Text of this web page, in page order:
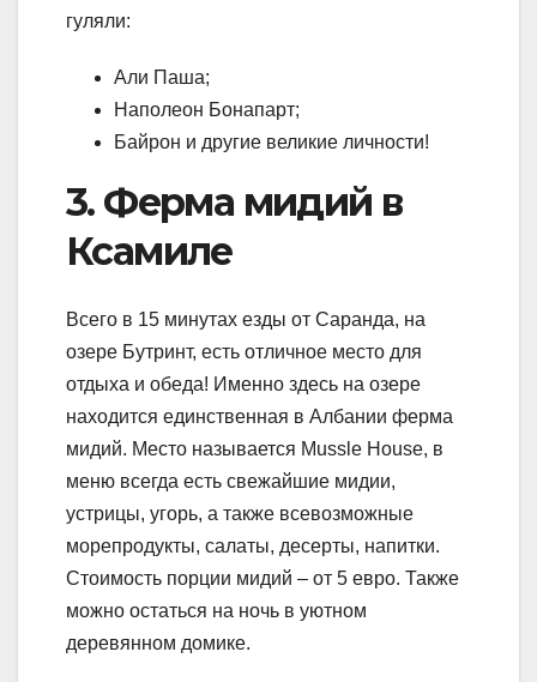
гуляли:
Али Паша;
Наполеон Бонапарт;
Байрон и другие великие личности!
3. Ферма мидий в
Ксамиле
Всего в 15 минутах езды от Саранда, на
озере Бутринт, есть отличное место для
отдыха и обеда! Именно здесь на озере
находится единственная в Албании ферма
мидий. Место называется Mussle House, в
меню всегда есть свежайшие мидии,
устрицы, угорь, а также всевозможные
морепродукты, салаты, десерты, напитки.
Стоимость порции мидий – от 5 евро. Также
можно остаться на ночь в уютном
деревянном домике.